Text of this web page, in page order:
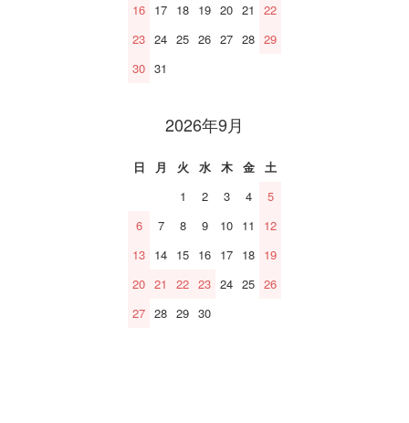
16 17 18 19 20 21
22
23 24 25 26 27 28 29
30 31
2026年9月
日 月 火 水 木 金
土
1
2 3 4
5
6
7 8 9 10 11
12
13 14 15 16 17 18 19
20 21 22 23 24 25 26
27 28 29 30